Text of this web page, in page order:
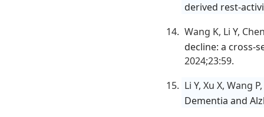
derived rest-
Wang K, Li Y,
decline: a cross-
2024;23:59.
Li Y, Xu X, Wang
Dementia and